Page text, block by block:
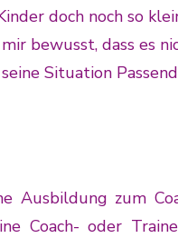
doch noch so
bewusst, dass es
Situation
Ausbildung zum
Coach- oder